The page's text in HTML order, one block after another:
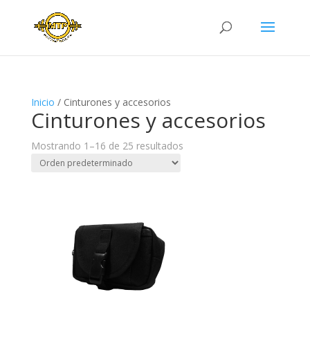
Inicio / Cinturones y accesorios
Cinturones y accesorios
Mostrando 1–16 de 25 resultados